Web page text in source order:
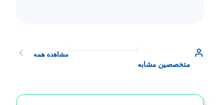
متخصصین مشابه
مشاهده همه